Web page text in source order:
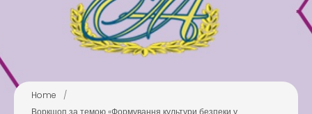
Pool
Play is Our Brain’s Favorite
Way
Home
/
Воркшоп за темою «Формування культури безпеки у